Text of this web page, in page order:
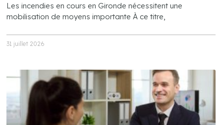
Les incendies en cours en Gironde nécessitent une
mobilisation de moyens importante À ce titre,
31 juillet 2026